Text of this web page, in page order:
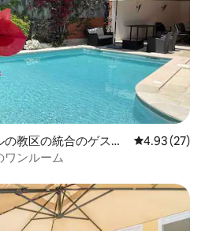
教区の統合のゲスト
レビュー27
4.93 (27)
ンルーム